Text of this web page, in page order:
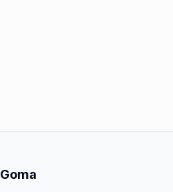
Goma